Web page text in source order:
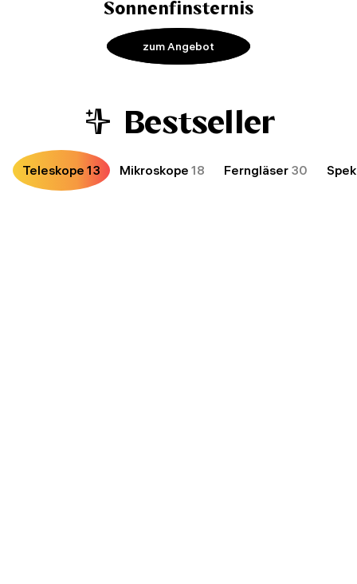
Sonnenfinsternis
zum Angebot
Bestseller
Teleskope 13 Mikroskope 18 Ferngläser 30